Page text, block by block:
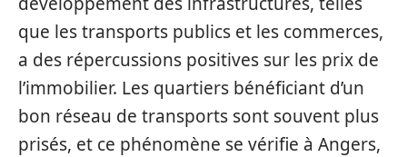
que les transports publics et les commerces,
a des répercussions positives sur les prix de
l’immobilier. Les quartiers bénéficiant d’un
bon réseau de transports sont souvent plus
prisés, et ce phénomène se vérifie à Angers,